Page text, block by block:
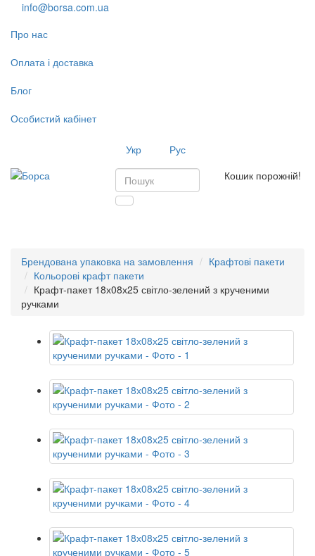
info@borsa.com.ua
Про нас
Оплата і доставка
Блог
Особистий кабінет
Укр
Рус
Кошик порожній!
Брендована упаковка на замовлення
Крафтові пакети
Кольорові крафт пакети
Крафт-пакет 18х08х25 світло-зелений з крученими
ручками